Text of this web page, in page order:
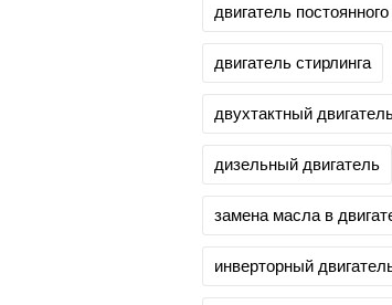
двигатель
двигатель стирлинга
двухтактный
дизельный двигатель
замена масла в
инверторный